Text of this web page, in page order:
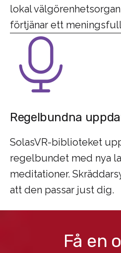
lokal
förtjänar ett
Regelbundna
SolasVR-biblioteket
regelbundet med nya
meditationer.
att den passar just dig.
Få en